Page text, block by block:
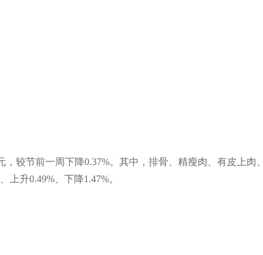
节前一周下降0.37%。其中，排骨、精瘦肉、有皮上肉
上升0.49%、下降1.47%。